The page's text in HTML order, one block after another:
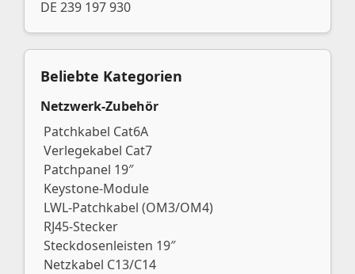
DE 239 197 930
Beliebte Kategorien
Netzwerk-Zubehör
Patchkabel Cat6A
Verlegekabel Cat7
Patchpanel 19″
Keystone-Module
LWL-Patchkabel (OM3/OM4)
RJ45-Stecker
Steckdosenleisten 19″
Netzkabel C13/C14